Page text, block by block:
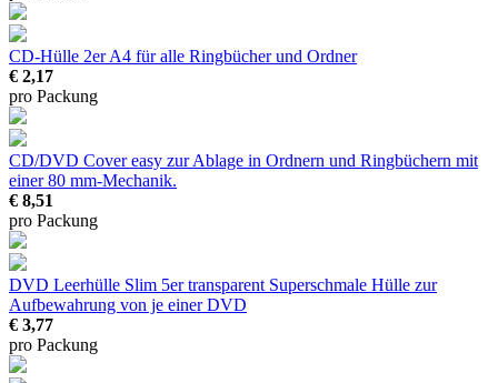
CD-Hülle 2erA4 für alle Ringbücher und Ordner
€ 2,17
pro Packung
CD/DVD Cover easy zur Ablage in Ordnern und Ringbüchern mit
einer 80 mm-Mechanik.
€ 8,51
pro Packung
DVD Leerhülle Slim 5er transparent Superschmale Hülle zur
Aufbewahrung von je einer DVD
€ 3,77
pro Packung